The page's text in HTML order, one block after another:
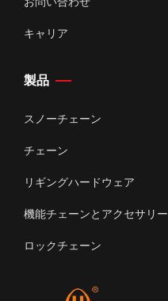
キャリア
製品
スノーチェーン
チェーン
リギングハードウェア
機能チェーンとアクセサリー
ロックチェーン